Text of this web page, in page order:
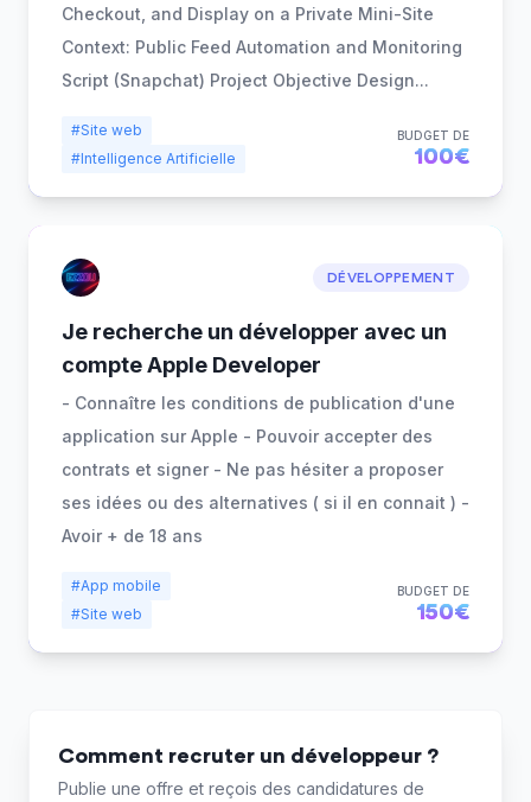
Checkout, and Display on a Private Mini-Site
Context: Public Feed Automation and Monitoring
Script (Snapchat) Project Objective Design...
#Site web
#Intelligence Artificielle
BUDGET DE
100€
DÉVELOPPEMENT
Je recherche un développer avec un
compte Apple Developer
- Connaître les conditions de publication d'une
application sur Apple - Pouvoir accepter des
contrats et signer - Ne pas hésiter a proposer
ses idées ou des alternatives ( si il en connait ) -
Avoir + de 18 ans
#App mobile
#Site web
BUDGET DE
150€
Comment recruter un développeur ?
Publie une offre et reçois des candidatures de